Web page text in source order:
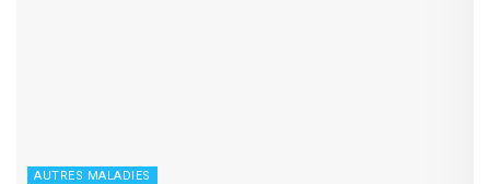
AUTRES MALADIES